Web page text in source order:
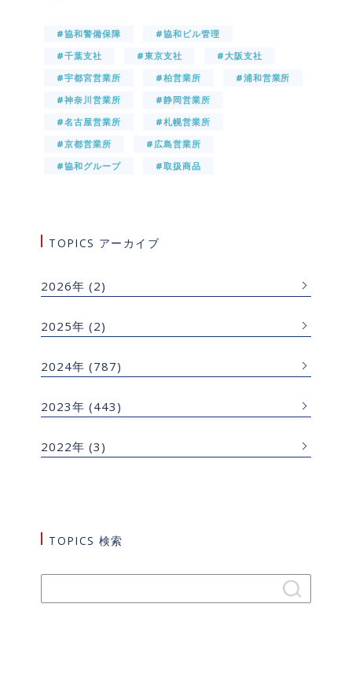
#協和警備保障
#協和ビル管理
#千葉支社
#東京支社
#大阪支社
#宇都宮営業所
#柏営業所
#浦和営業所
#神奈川営業所
#静岡営業所
#名古屋営業所
#札幌営業所
#京都営業所
#広島営業所
#協和グループ
#取扱商品
TOPICS アーカイブ
2026年 (2)
2025年 (2)
2024年 (787)
2023年 (443)
2022年 (3)
TOPICS 検索